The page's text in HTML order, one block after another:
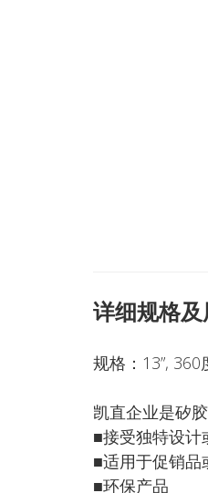
详细规格
规格：13”, 360
凯直企业是矽
■接受独特设计
■适用于促销品
■环保产品